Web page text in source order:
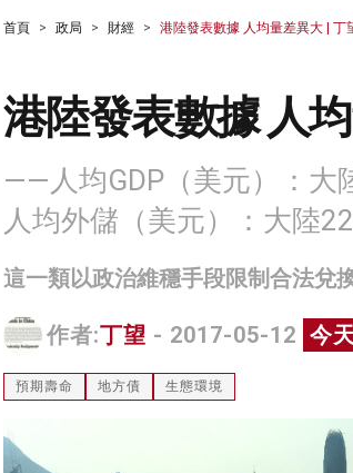
首頁 政局 財經 港陸發表數據 人均量差異大 | 丁
港陸發表數據 人
——人均GDP（美元）：大
人均外儲（美元）：大陸
這一類以政治維穩手段限制合法兌
作者:丁望 - 2017-05-12 今
預期壽命 地方債 生態環境